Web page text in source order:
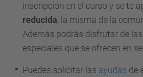
inscripción en el curso y se te
reducida, la misma de la
Además podrás disfrutar de
especiales que se ofrecen en
Puedes solicitar las ayudas de